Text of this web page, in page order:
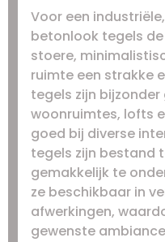
Voor een
betonlook tegels de
stoere,
ruimte een strakke
tegels zijn
woonruimtes, lofts
goed bij diverse
tegels zijn bestand
gemakkelijk te
ze beschikbaar in
afwerkingen,
gewenste